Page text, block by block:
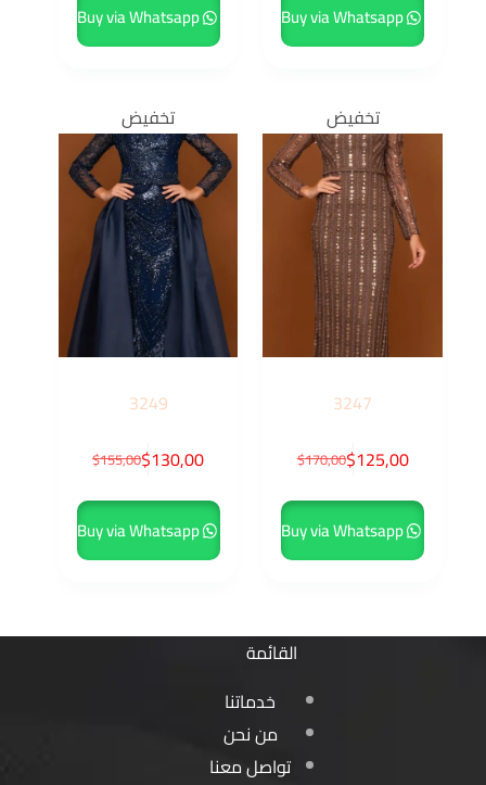
Buy via Whatsapp
Buy via Whatsapp
تخفيض
3247
$170,00$125,00
Buy via Whatsapp
تخفيض
3249
$155,00$130,00
Buy via Whatsapp
القائمة
خدماتنا
من نحن
تواصل معنا